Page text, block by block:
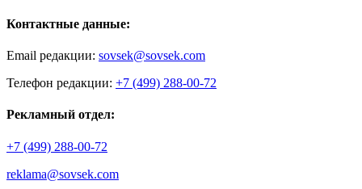
Контактные данные:
Email редакции: sovsek@sovsek.com
Телефон редакции: +7 (499) 288-00-72
Рекламный отдел:
+7 (499) 288-00-72
reklama@sovsek.com